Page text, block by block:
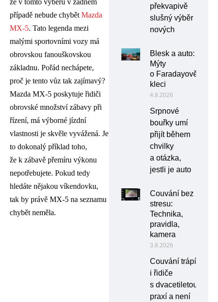
že v tomto výběru v žádném
případě nebude chybět Mazda
MX-5. Tato legenda mezi
malými sportovními vozy má
obrovskou fanouškovskou
základnu. Pořád nechápete,
proč je tento vůz tak zajímavý?
Mazda MX-5 poskytuje řidiči
obrovské množství zábavy při
řízení, má výborné jízdní
vlastnosti je skvěle vyvážená. Je
to dokonalý příklad toho,
že k zábavě přemíru výkonu
nepotřebujete. Pokud tedy
hledáte nějakou víkendovku,
tak by právě MX-5 na seznamu
chybět neměla.
překvapivě
slušný výběr
nových
Blesk a auto:
Mýty
o Faradayově
kleci
4.8.2026
Srpnové
bouřky umí
přijít během
chvilky
a otázka,
jestli je auto
Couvání bez
stresu:
Technika,
pravidla,
kamera
3.8.2026
Couvání trápí
i řidiče
s dvacetiletou
praxí a není